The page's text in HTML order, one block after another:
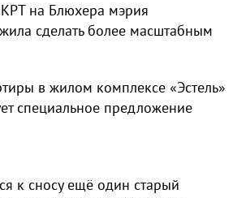
на Блюхера мэрия
сделать более масштабным
в жилом комплексе «Эстель»
специальное предложение
к сносу ещё один старый